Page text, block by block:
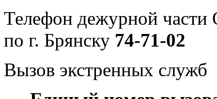
Телефон дежурной
по г. Брянску 74-71-02
Вызов экстренных служб